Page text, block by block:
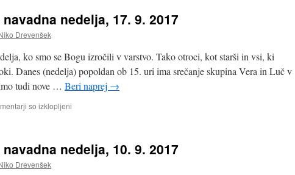
nedelja,
nedelja, 17. 9. 2017
Drevenšek
ko smo se Bogu izročili v varstvo. Tako otroci, kot starši in vsi, ki
Danes (nedelja) popoldan ob 15. uri ima srečanje skupina Vera in Luč v
tudi nove … Beri naprej →
so izklopljeni
nedelja,
nedelja, 10. 9. 2017
Drevenšek